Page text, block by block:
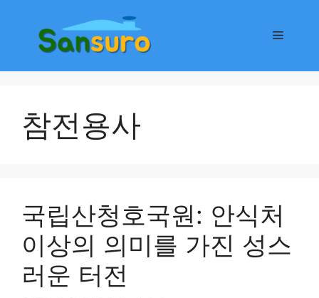
메
참전용사
국립산청호국원: 안식처
이상의 의미를 가진 성스
러운 터전